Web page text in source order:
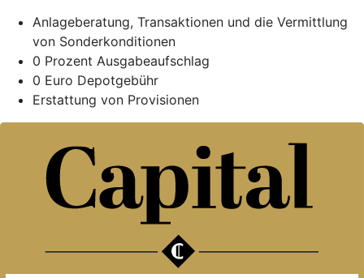
Anlageberatung, Transaktionen und die Vermittlung
von Sonderkonditionen
0 Prozent Ausgabeaufschlag
0 Euro Depotgebühr
Erstattung von Provisionen